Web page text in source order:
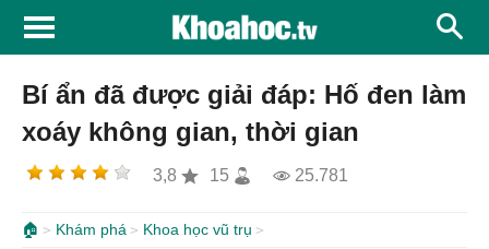
Bí ẩn đã được giải đáp: Hố đen làm
xoáy không gian, thời gian
3,8 15 25.781
🏠 Khám phá Khoa học vũ trụ